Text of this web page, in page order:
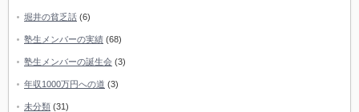
堀井の貧乏話 (6)
塾生メンバーの実績 (68)
塾生メンバーの誕生会 (3)
年収1000万円への道 (3)
未分類 (31)